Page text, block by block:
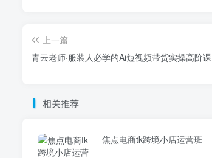
上一篇
青云老师·服装人必学的Ai短视频带货实操高阶课
相关推荐
焦点电商tk跨境小店运营班